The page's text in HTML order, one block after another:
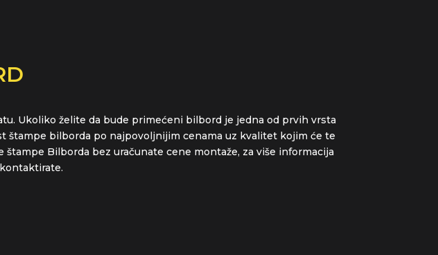
Ukoliko želite da bude primećeni bilbord je jedna od prvih vrsta
štampe bilborda po najpovoljnijim cenama uz kvalitet kojim će te
Bilborda bez uračunate cene montaže, za više informacija